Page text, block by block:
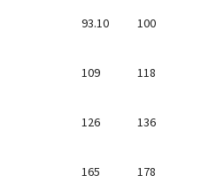
93.10 100
109 118
126 136
165 178